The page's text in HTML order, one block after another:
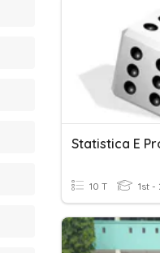
Statistica E
10 T 1st -